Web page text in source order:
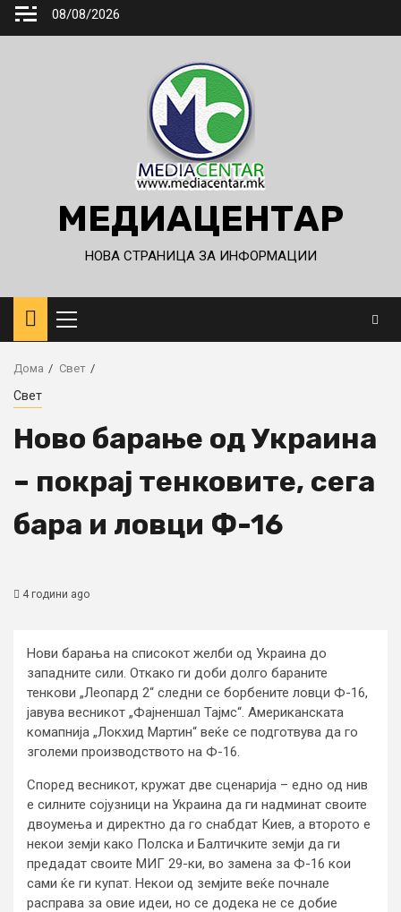
Skip
08/08/2026
МЕДИАЦЕНТАР
НОВА СТРАНИЦА ЗА ИНФОРМАЦИИ
Primary
Menu
Дома Свет
Свет
Ново барање од Украина
– покрај тенковите, сега
бара и ловци Ф-16
4 години ago
Нови барања на списокот желби од Украина до
западните сили. Откако ги доби долго бараните
тенкови „Леопард 2“ следни се борбените ловци Ф-16,
јавува весникот „Фајненшал Тајмс“. Американската
комапнија „Локхид Мартин“ веќе се подготвува да го
зголеми производството на Ф-16.
Според весникот, кружат две сценарија – едно од нив
е силните сојузници на Украина да ги надминат своите
двоумења и директно да го снабдат Киев, а второто е
некои земји како Полска и Балтичките земји да ги
предадат своите МИГ 29-ки, во замена за Ф-16 кои
сами ќе ги купат. Некои од земјите веќе почнале
расправа за овие идеи, но се додека не се добие